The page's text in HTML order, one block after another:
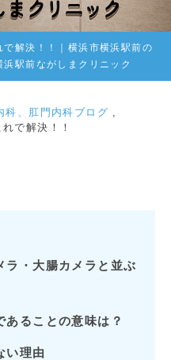
解決！！｜横浜市横浜駅前の
駅前ながしまクリニック
科、肛門内科ブログ
で解決！！
ラ・大腸カメラと並ぶ
あることの意味は？
い理由